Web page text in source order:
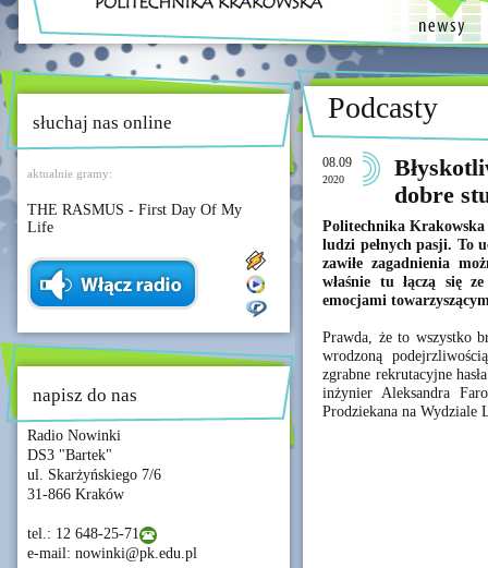
słuchaj nas online
aktualnie gramy:
THE RASMUS - First Day Of My
Life
napisz do nas
Radio Nowinki
DS3 "Bartek"
ul. Skarżyńskiego 7/6
31-866 Kraków
tel.: 12 648-25-71
e-mail: nowinki@pk.edu.pl
Podcasty
08.09
2020
dobre
Politechnika
ludzi pełnych pasji. To
zawiłe zagadnienia
właśnie tu łączą się
emocjami
Prawda, że to wszystko
wrodzoną
zgrabne rekrutacyjne
inżynier Aleksandra
Prodziekana na